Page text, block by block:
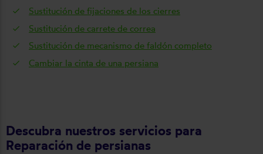
Sustitución de fijaciones de los cierres
Sustitución de carrete de correa
Sustitución de mecanismo de faldón completo
Cambiar la cinta de una persiana
Descubra nuestros servicios para
Reparación de persianas